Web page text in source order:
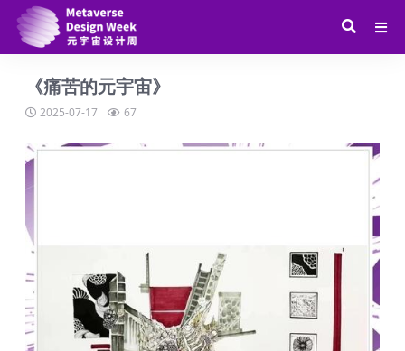
《痛苦的元宇宙》
2025-07-17 67